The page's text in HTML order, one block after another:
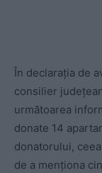
În declarația de
consilier
următoarea
donate 14
donatorului,
de a menționa